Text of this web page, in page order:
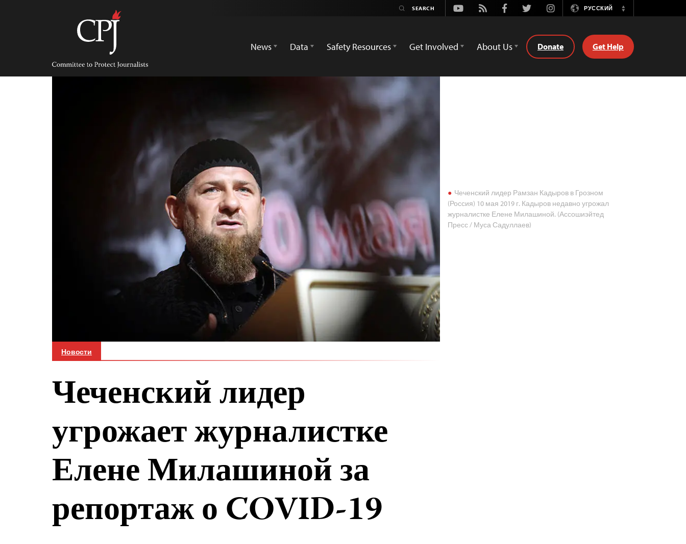
Committee
Protect
Journalists
Youtube
Rss FacebookTwitterInstagramРУССКИЙ
Switch
News
Data Safety Resources Get Involved About Us Donate Get Help
Чеченский лидер Рамзан Кадыров в Грозном
(Россия) 10 мая 2019 г. Кадыров недавно угрожал
журналистке Елене Милашиной. (Ассошиэйтед
Пресс / Муса Садуллаев)
Новости
Чеченский лидер
угрожает журналистке
Елене Милашиной за
репортаж о COVID-19